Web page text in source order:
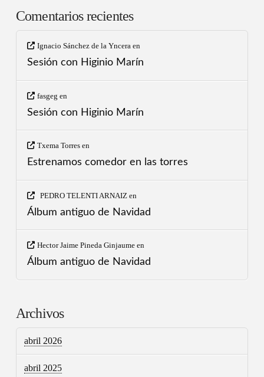
Comentarios recientes
Ignacio Sánchez de la Ynceraen
Sesión con Higinio Marín
fasgeg en
Sesión con Higinio Marín
Txema Torresen
Estrenamos comedor en las torres
PEDRO TELENTI ARNAIZ en
Álbum antiguo de Navidad
Hector Jaime Pineda Ginjaumeen
Álbum antiguo de Navidad
Archivos
abril 2026
abril 2025